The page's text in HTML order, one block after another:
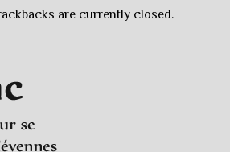
are currently closed.